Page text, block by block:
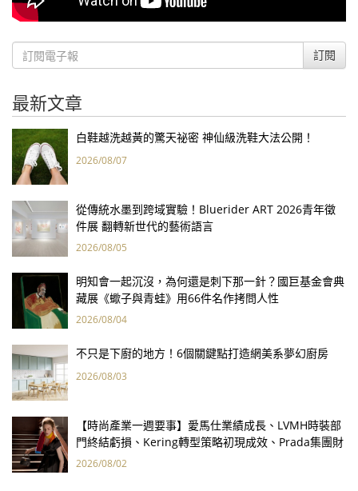
訂閱
最新文章
白鞋越洗越黃的驚天祕密 神仙級洗鞋大法公開！
2026/08/07
從傳統水墨到跨域實驗！Bluerider ART 2026青年徵
件展 翻轉新世代的藝術語言
2026/08/05
明知會一起沉沒，為何還是刺下那一針？國巨基金會典
藏展《蠍子與青蛙》用66件名作拷問人性
2026/08/04
不只是下廚的地方！6個關鍵點打造網美系夢幻廚房
2026/08/03
【時尚產業一週要事】愛馬仕業績成長、LVMH時裝部
門終結虧損、Kering轉型策略初現成效、Prada集團財
報亮眼
2026/08/02